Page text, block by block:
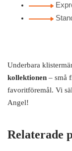
Underbara
kollektionen – små
favoritföremål. Vi
Angel!
Relaterade